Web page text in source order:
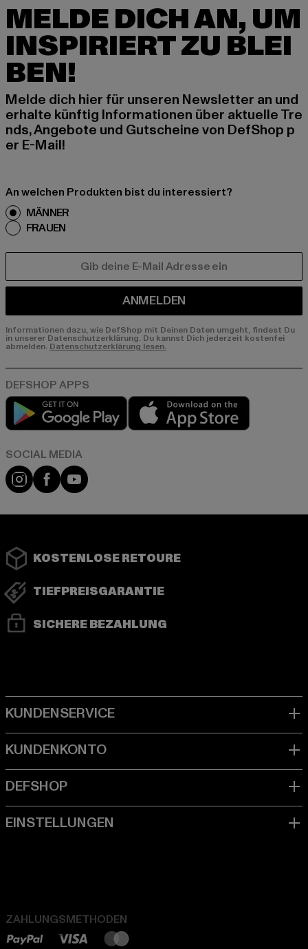
MELDE DICH AN, UM
INSPIRIERT ZU BLEI
BEN!
Melde dich hier für unseren Newsletter an und
erhalte künftig Informationen über aktuelle Tre
nds, Angebote und Gutscheine von DefShop p
er E-Mail!
An welchen Produkten bist du interessiert?
MÄNNER
FRAUEN
ANMELDEN
Informationen dazu, wie DefShop mit Deinen Daten umgeht, findest Du
in unserer Datenschutzerklärung. Du kannst Dich jederzeit kostenfei
abmelden. Datenschutzerklärung lesen.
Play market
Instagram
FacebookYouTube
KOSTENLOSE RETOURE
TIEFPREISGARANTIE
SICHERE BEZAHLUNG
ZAHLUNGSMETHODEN